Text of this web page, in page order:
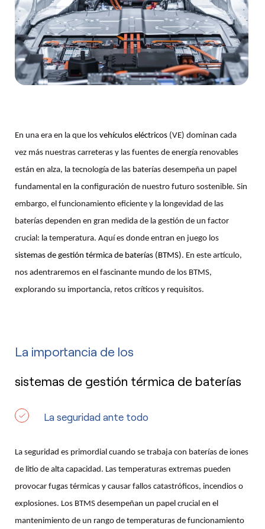
En una era en la que los vehículos eléctricos (VE) dominan cada
vez más nuestras carreteras y las fuentes de energía renovables
están en alza, la tecnología de las baterías desempeña un papel
fundamental en la configuración de nuestro futuro sostenible. Sin
embargo, el funcionamiento eficiente y la longevidad de las
baterías dependen en gran medida de la gestión de un factor
crucial: la temperatura. Aquí es donde entran en juego los
sistemas de gestión térmica de baterías (BTMS). En este artículo,
nos adentraremos en el fascinante mundo de los BTMS,
explorando su importancia, retos críticos y requisitos.
La importancia de los
sistemas de gestión térmica de baterías
La seguridad ante todo
La seguridad es primordial cuando se trabaja con baterías de iones
de litio de alta capacidad. Las temperaturas extremas pueden
provocar fugas térmicas y causar fallos catastróficos, incendios o
explosiones. Los BTMS desempeñan un papel crucial en el
mantenimiento de un rango de temperaturas de funcionamiento